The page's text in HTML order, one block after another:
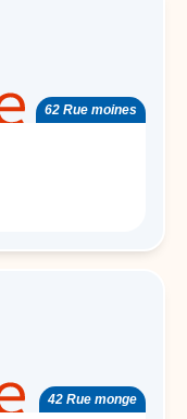
62 Rue moines
42 Rue monge